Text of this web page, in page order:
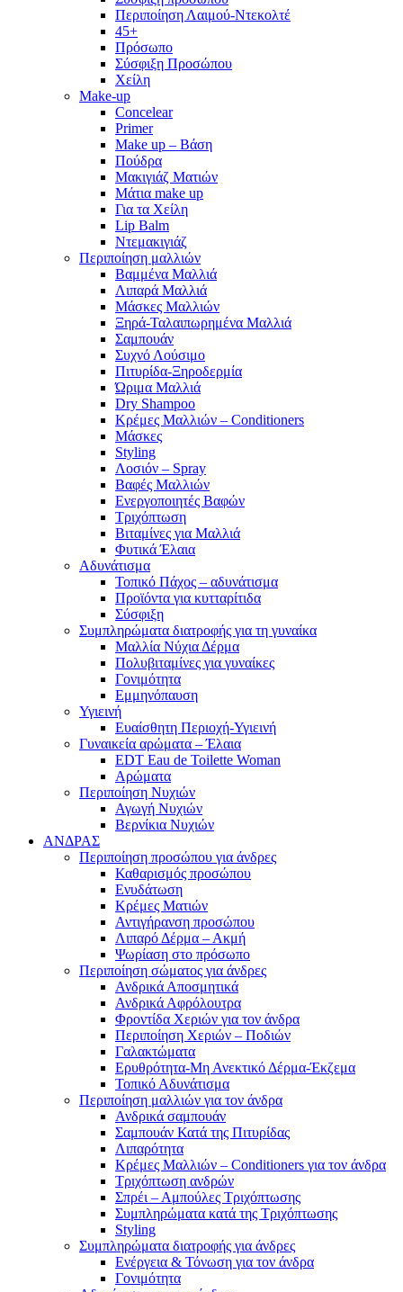
Περιποίηση Λαιμού-Ντεκολτέ
45+
Πρόσωπο
Σύσφιξη Προσώπου
Χείλη
Make-up
Concelear
Primer
Make up – Βάση
Πούδρα
Μακιγιάζ Ματιών
Μάτια make up
Για τα Χείλη
Lip Balm
Ντεμακιγιάζ
Περιποίηση μαλλιών
Βαμμένα Μαλλιά
Λιπαρά Μαλλιά
Μάσκες Μαλλιών
Ξηρά-Ταλαιπωρημένα Μαλλιά
Σαμπουάν
Συχνό Λούσιμο
Πιτυρίδα-Ξηροδερμία
Ώριμα Μαλλιά
Dry Shampoo
Κρέμες Μαλλιών – Conditioners
Μάσκες
Styling
Λοσιόν – Spray
Βαφές Μαλλιών
Ενεργοποιητές Βαφών
Τριχόπτωση
Βιταμίνες για Μαλλιά
Φυτικά Έλαια
Αδυνάτισμα
Τοπικό Πάχος – αδυνάτισμα
Προϊόντα για κυτταρίτιδα
Σύσφιξη
Συμπληρώματα διατροφής για τη γυναίκα
Μαλλία Νύχια Δέρμα
Πολυβιταμίνες για γυναίκες
Γονιμότητα
Εμμηνόπαυση
Υγιεινή
Ευαίσθητη Περιοχή-Υγιεινή
Γυναικεία αρώματα – Έλαια
EDT Eau de Toilette Woman
Αρώματα
Περιποίηση Νυχιών
Αγωγή Νυχιών
Βερνίκια Νυχιών
ΑΝΔΡΑΣ
Περιποίηση προσώπου για άνδρες
Καθαρισμός προσώπου
Ενυδάτωση
Κρέμες Ματιών
Αντιγήρανση προσώπου
Λιπαρό Δέρμα – Ακμή
Ψωρίαση στο πρόσωπο
Περιποίηση σώματος για άνδρες
Ανδρικά Αποσμητικά
Ανδρικά Αφρόλουτρα
Φροντίδα Χεριών για τον άνδρα
Περιποίηση Χεριών – Ποδιών
Γαλακτώματα
Ερυθρότητα-Μη Ανεκτικό Δέρμα-Έκζεμα
Τοπικό Αδυνάτισμα
Περιποίηση μαλλιών για τον άνδρα
Ανδρικά σαμπουάν
Σαμπουάν Κατά της Πιτυρίδας
Λιπαρότητα
Κρέμες Μαλλιών – Conditioners για τον άνδρα
Τριχόπτωση ανδρών
Σπρέι – Αμπούλες Τριχόπτωσης
Συμπληρώματα κατά της Τριχόπτωσης
Styling
Συμπληρώματα διατροφής για άνδρες
Ενέργεια & Τόνωση για τον άνδρα
Γονιμότητα